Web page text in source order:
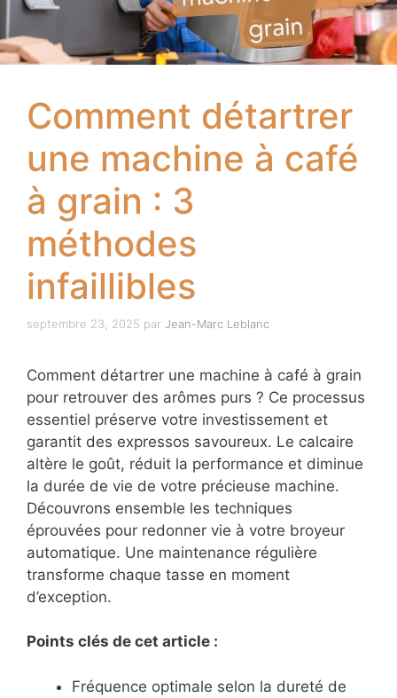
Comment détartrer
une machine à café
à grain : 3
méthodes
infaillibles
septembre 23, 2025 par Jean-Marc Leblanc
Comment détartrer une machine à café à grain
pour retrouver des arômes purs ? Ce processus
essentiel préserve votre investissement et
garantit des expressos savoureux. Le calcaire
altère le goût, réduit la performance et diminue
la durée de vie de votre précieuse machine.
Découvrons ensemble les techniques
éprouvées pour redonner vie à votre broyeur
automatique. Une maintenance régulière
transforme chaque tasse en moment
d’exception.
Points clés de cet article :
Fréquence optimale selon la dureté de